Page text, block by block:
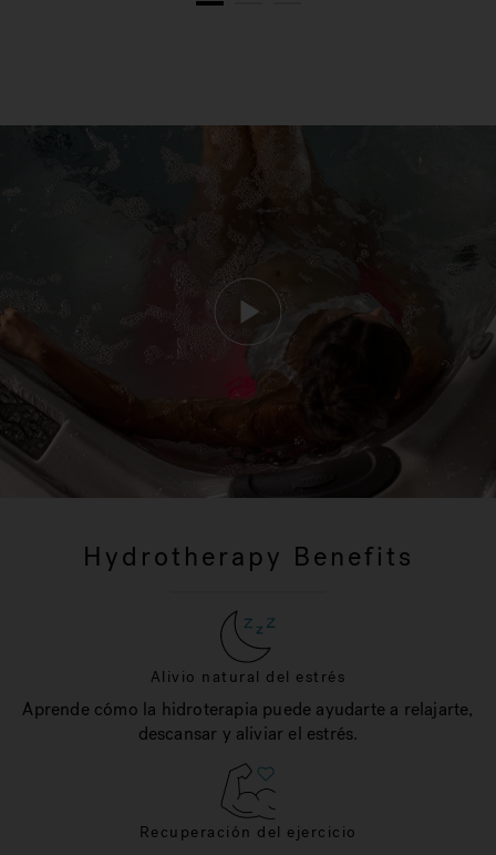
1
Hydrotherapy Benefits
Alivio natural del estrés
Aprende cómo la hidroterapia puede ayudarte a relajarte,
descansar y aliviar el estrés.
Recuperación del ejercicio